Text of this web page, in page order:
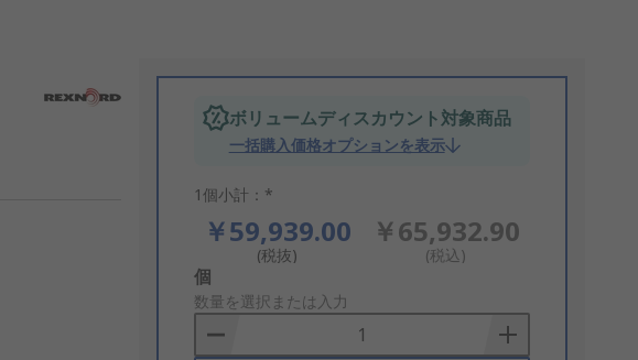
ボリュームディスカウント対象商品
一括購入価格オプションを表示
1個小計：*
￥59,939.00
(税抜)
￥65,932.90
(税込)
Add
to
Basket
個
数量を選択または入力